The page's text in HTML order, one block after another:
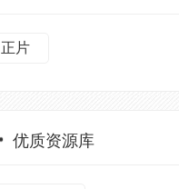
正片
优质资源库